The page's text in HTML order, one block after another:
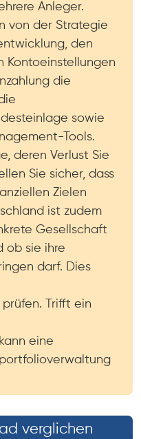
Anleger.
von der Strategie
den
Kontoeinstellungen
die
sowie
Tools.
deren Verlust Sie
Sie sicher, dass
Zielen
ist zudem
Gesellschaft
ob sie ihre
darf. Dies
prüfen. Trifft ein
eine
verglichen